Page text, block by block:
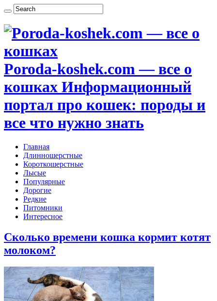
Poroda-koshek.com — все о
кошках Информационный
портал про кошек: породы и
все что нужно знать
Главная
Длинношерстные
Короткошерстные
Лысые
Популярные
Дорогие
Редкие
Питомники
Интересное
Сколько времени кошка кормит котят
молоком?